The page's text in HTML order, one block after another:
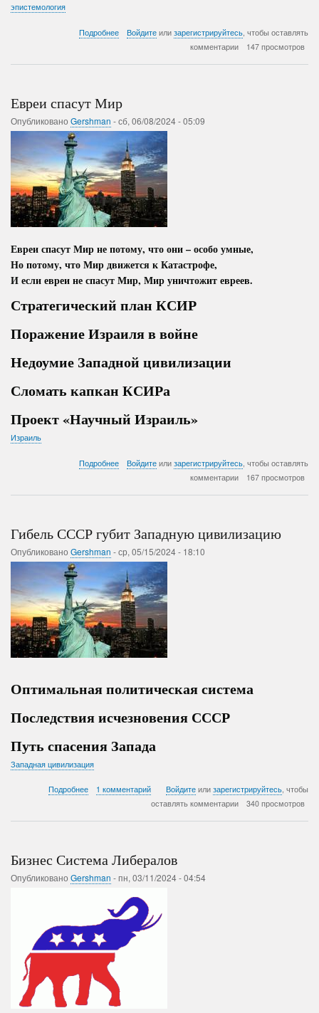
эпистемология
Подробнее
науки,
Войдите или зарегистрируйтесь , чтобы оставлять
комментарии
147 просмотров
Евреи спасут Мир
Опубликовано Gershman -сб, 06/08/2024 - 05:09
Евреи спасут Мир не потому, что они – особо умные,
Но потому, что Мир движется к Катастрофе,
И если евреи не спасут Мир, Мир уничтожит евреев.
Стратегический план КСИР
Поражение Израиля в войне
Недоумие Западной цивилизации
Сломать капкан КСИРа
Проект «Научный Израиль»
Израиль
Подробнее
Мир
Войдите или зарегистрируйтесь , чтобы оставлять
комментарии
167 просмотров
Гибель СССР губит Западную цивилизацию
Опубликовано Gershman -ср, 05/15/2024 - 18:10
Оптимальная политическая система
Последствия исчезновения СССР
Путь спасения Запада
Западная цивилизация
Подробнеео
губит
1 комментарий Войдите или зарегистрируйтесь, чтобы
оставлять комментарии
340 просмотров
Бизнес Система Либералов
Опубликовано Gershman -пн, 03/11/2024 - 04:54